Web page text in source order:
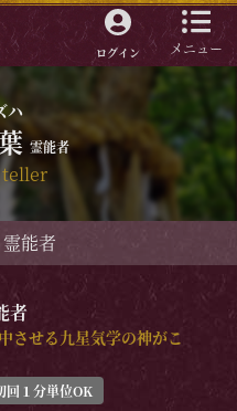
メニュー
ログイン
ハ
霊能者
能者
者
させる九星気学の神がこ
回１分単位OK